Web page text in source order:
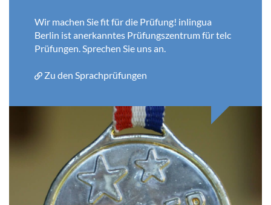
Wir machen Sie fit für die Prüfung! inlingua
Berlin ist anerkanntes Prüfungszentrum für telc
Prüfungen. Sprechen Sie uns an.
Zu den Sprachprüfungen